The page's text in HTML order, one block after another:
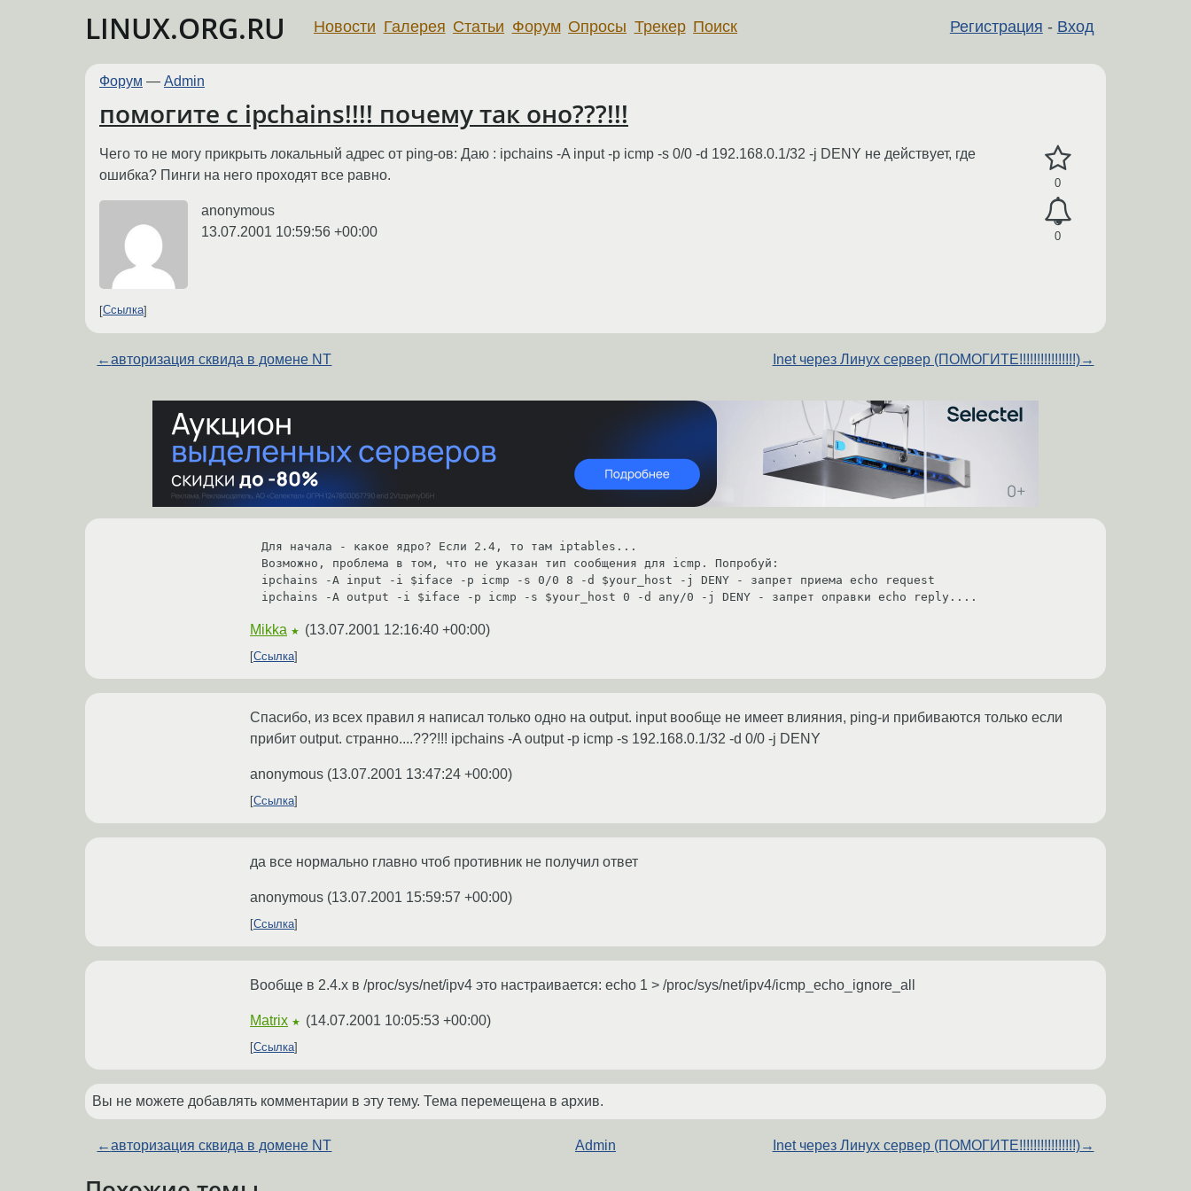
LINUX.ORG.RU Регистрация - Вход
Новости Галерея Статьи Форум Опросы Трекер Поиск
Форум — Admin
помогите с ipchains!!!! почему так оно???!!!
0
0
Чего то не могу прикрыть локальный адрес от ping-ов: Даю : ipchains -A input -p icmp -s 0/0 -d 192.168.0.1/32 -j DENY не действует, где
ошибка? Пинги на него проходят все равно.
anonymous
13.07.2001 10:59:56 +00:00
Ссылка
←авторизация сквида в домене NT Inet через Линух сервер (ПОМОГИТЕ!!!!!!!!!!!!!!!!)→
Для начала - какое ядро? Если 2.4, то там iptables...
Возможно, проблема в том, что не указан тип сообщения для icmp. Попробуй:
ipchains -A input -i $iface -p icmp -s 0/0 8 -d $your_host -j DENY - запрет приема echo request
Mikka ★ (13.07.2001 12:16:40 +00:00)
Ссылка
Спасибо, из всех правил я написал только одно на output. input вообще не имеет влияния, ping-и прибиваются только если
прибит output. странно....???!!! ipchains -A output -p icmp -s 192.168.0.1/32 -d 0/0 -j DENY
anonymous (13.07.2001 13:47:24 +00:00)
Ссылка
да все нормально главно чтоб противник не получил ответ
anonymous (13.07.2001 15:59:57 +00:00)
Ссылка
Вообще в 2.4.x в /proc/sys/net/ipv4 это настраивается: echo 1 > /proc/sys/net/ipv4/icmp_echo_ignore_all
Matrix ★ (14.07.2001 10:05:53 +00:00)
Ссылка
Вы не можете добавлять комментарии в эту тему. Тема перемещена в архив.
←авторизация сквида в домене NT Admin Inet через Линух сервер (ПОМОГИТЕ!!!!!!!!!!!!!!!!)→